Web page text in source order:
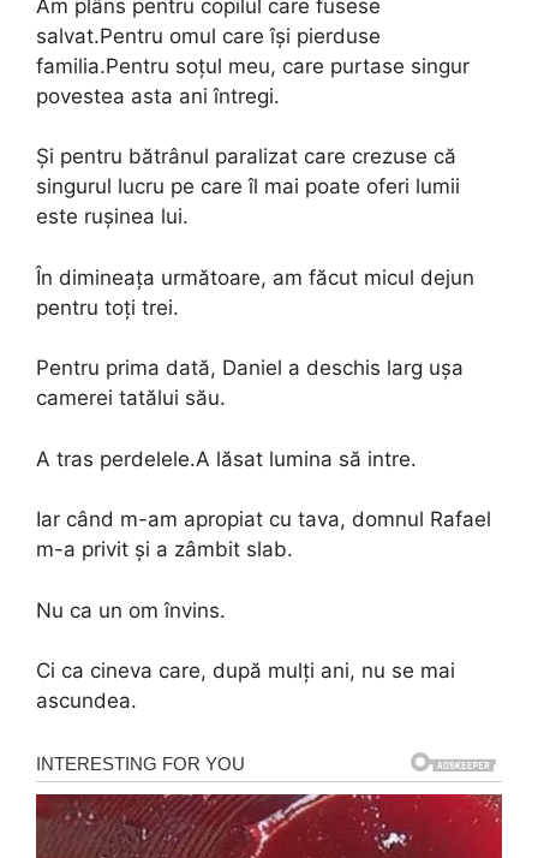
Am plâns pentru copilul care fusese
salvat.Pentru omul care își pierduse
familia.Pentru soțul meu, care purtase singur
povestea asta ani întregi.
Și pentru bătrânul paralizat care crezuse că
singurul lucru pe care îl mai poate oferi lumii
este rușinea lui.
În dimineața următoare, am făcut micul dejun
pentru toți trei.
Pentru prima dată, Daniel a deschis larg ușa
camerei tatălui său.
A tras perdelele.A lăsat lumina să intre.
Iar când m-am apropiat cu tava, domnul Rafael
m-a privit și a zâmbit slab.
Nu ca un om învins.
Ci ca cineva care, după mulți ani, nu se mai
ascundea.